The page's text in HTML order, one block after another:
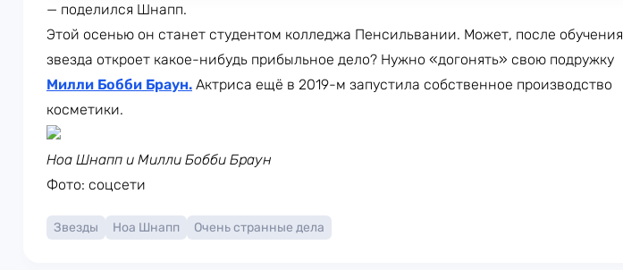
— поделился Шнапп.
Этой осенью он станет студентом колледжа Пенсильвании. Может, после обучения
звезда откроет какое-нибудь прибыльное дело? Нужно «догонять» свою подружку
Милли Бобби Браун. Актриса ещё в 2019-м запустила собственное производство
косметики.
Ноа Шнапп и Милли Бобби Браун
Фото: соцсети
Звезды Ноа Шнапп Очень странные дела